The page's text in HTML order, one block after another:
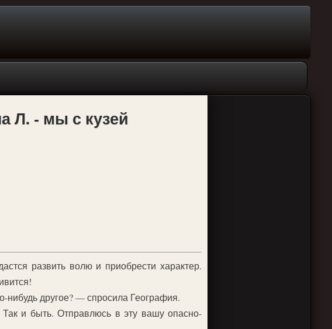
Л. - мы с кузей
развить волю и приобрести характер.
другое? — спросила География.
и быть. Отправлюсь в эту вашу опасно-